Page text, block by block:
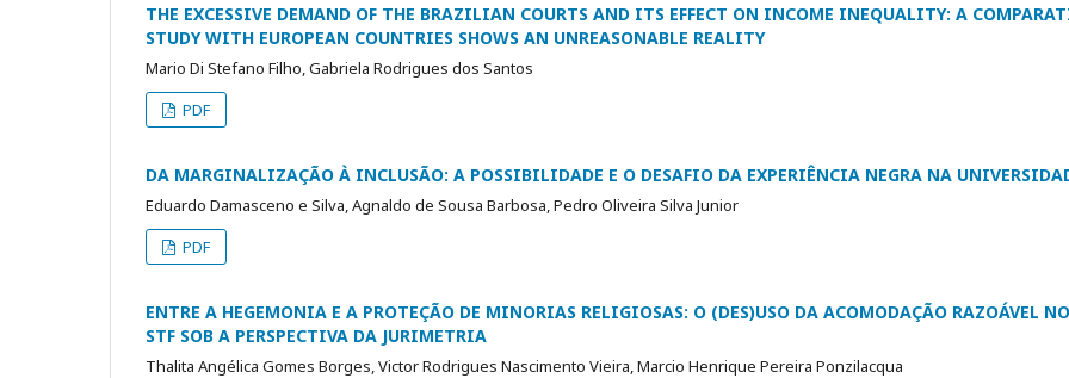
THE EXCESSIVE DEMAND OF THE BRAZILIAN COURTS AND ITS EFFECT ON INCOME INEQUALITY: A
STUDY WITH EUROPEAN COUNTRIES SHOWS AN UNREASONABLE REALITY
Mario Di Stefano Filho, Gabriela Rodrigues dos Santos
PDF
DA MARGINALIZAÇÃO À INCLUSÃO: A POSSIBILIDADE E O DESAFIO DA EXPERIÊNCIA NEGRA NA
Eduardo Damasceno e Silva, Agnaldo de Sousa Barbosa, Pedro Oliveira Silva Junior
PDF
ENTRE A HEGEMONIA E A PROTEÇÃO DE MINORIAS RELIGIOSAS: O (DES)USO DA ACOMODAÇÃO RAZOÁVEL NO
STF SOB A PERSPECTIVA DA JURIMETRIA
Thalita Angélica Gomes Borges, Victor Rodrigues Nascimento Vieira, Marcio Henrique Pereira Ponzilacqua